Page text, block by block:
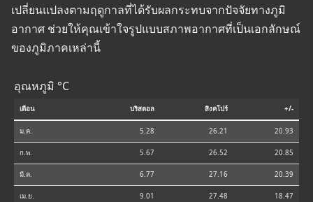
เปลี่ยนแปลงตามฤดูกาลที่ได้รับผลกระทบจากปัจจัยทางภูมิ
อากาศ ช่วยให้คุณเข้าใจรูปแบบสภาพอากาศที่เป็นเอกลักษณ์
ของภูมิภาคเหล่านี้
อุณหภูมิ °C
เดือน บริสตอล สิงคโปร์ +/-
ม.ค. 5.28 26.21 20.93
ก.พ. 5.67 26.52 20.85
มี.ค. 6.77 27.16 20.39
เม.ย. 9.01 27.48 18.47